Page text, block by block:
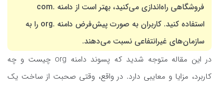
فروشگاهی راه‌اندازی می‌کنید، بهتر است از دامنه .com
استفاده کنید. کاربران به صورت پیش‌فرض دامنه .org را به
سازمان‌های غیرانتفاعی نسبت می‌دهند.
در این مقاله متوجه شدید که پسوند دامنه org چیست و چه
کاربرد، مزایا و معایبی دارد. در واقع، وقتی صحبت از ساخت یک